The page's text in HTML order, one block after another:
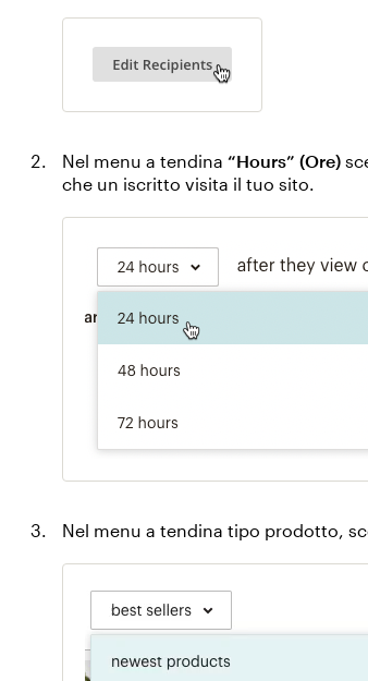
Nel menu a tendina“Hours” (Ore)
che un iscritto visita il tuo sito.
Nel menu a tendina tipo prodotto,